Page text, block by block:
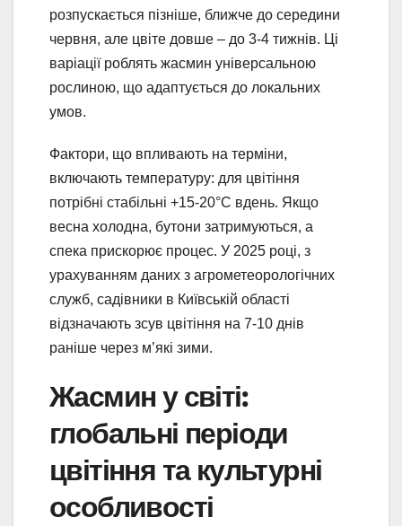
розпускається пізніше, ближче до середини
червня, але цвіте довше – до 3-4 тижнів. Ці
варіації роблять жасмин універсальною
рослиною, що адаптується до локальних
умов.
Фактори, що впливають на терміни,
включають температуру: для цвітіння
потрібні стабільні +15-20°C вдень. Якщо
весна холодна, бутони затримуються, а
спека прискорює процес. У 2025 році, з
урахуванням даних з агрометеорологічних
служб, садівники в Київській області
відзначають зсув цвітіння на 7-10 днів
раніше через м’які зими.
Жасмин у світі:
глобальні періоди
цвітіння та культурні
особливості